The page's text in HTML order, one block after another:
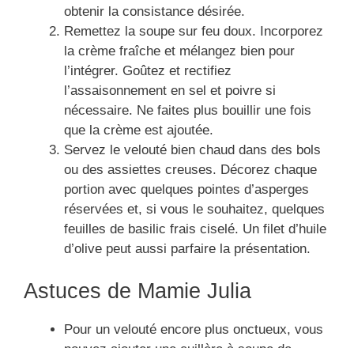
obtenir la consistance désirée.
Remettez la soupe sur feu doux. Incorporez
la crème fraîche et mélangez bien pour
l’intégrer. Goûtez et rectifiez
l’assaisonnement en sel et poivre si
nécessaire. Ne faites plus bouillir une fois
que la crème est ajoutée.
Servez le velouté bien chaud dans des bols
ou des assiettes creuses. Décorez chaque
portion avec quelques pointes d’asperges
réservées et, si vous le souhaitez, quelques
feuilles de basilic frais ciselé. Un filet d’huile
d’olive peut aussi parfaire la présentation.
Astuces de Mamie Julia
Pour un velouté encore plus onctueux, vous